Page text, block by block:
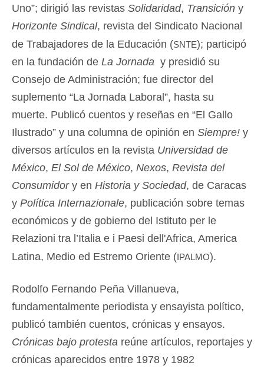
Uno”; dirigió las revistas Solidaridad, Transición y
Horizonte Sindical, revista del Sindicato Nacional
de Trabajadores de la Educación (snte); participó
en la fundación de La Jornada y presidió su
Consejo de Administración; fue director del
suplemento “La Jornada Laboral”, hasta su
muerte. Publicó cuentos y reseñas en “El Gallo
Ilustrado” y una columna de opinión en Siempre! y
diversos artículos en la revista Universidad de
México, El Sol de México, Nexos, Revista del
Consumidory en Historia y Sociedad, de Caracas
y Política Internazionale, publicación sobre temas
económicos y de gobierno del Istituto per le
Relazioni tra l’Italia e i Paesi dell'Africa, America
Latina, Medio ed Estremo Oriente (ipalmo).
Rodolfo Fernando Peña Villanueva,
fundamentalmente periodista y ensayista político,
publicó también cuentos, crónicas y ensayos.
Crónicas bajo protesta reúne artículos, reportajes y
crónicas aparecidos entre 1978 y 1982